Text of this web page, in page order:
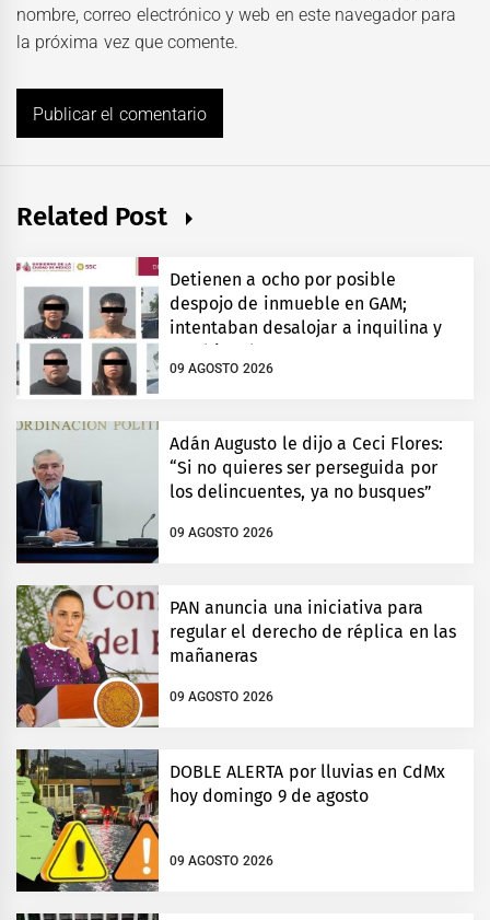
nombre, correo electrónico y web en este navegador para
la próxima vez que comente.
Related Post
Detienen a ocho por posible
despojo de inmueble en GAM;
intentaban desalojar a inquilina y
09 AGOSTO 2026
Adán Augusto le dijo a Ceci Flores:
“Si no quieres ser perseguida por
los delincuentes, ya no busques”
09 AGOSTO 2026
PAN anuncia una iniciativa para
regular el derecho de réplica en las
mañaneras
09 AGOSTO 2026
DOBLE ALERTA por lluvias en CdMx
hoy domingo 9 de agosto
09 AGOSTO 2026